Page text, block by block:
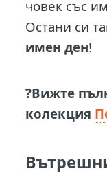
човек със
Остани си
имен ден!
?Вижте
колекция